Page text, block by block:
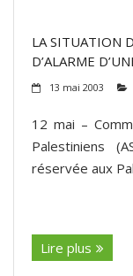
LA SITUATION
D’ALARME
13 mai 2003
12 mai –
Palestiniens
réservée aux
Lire plus